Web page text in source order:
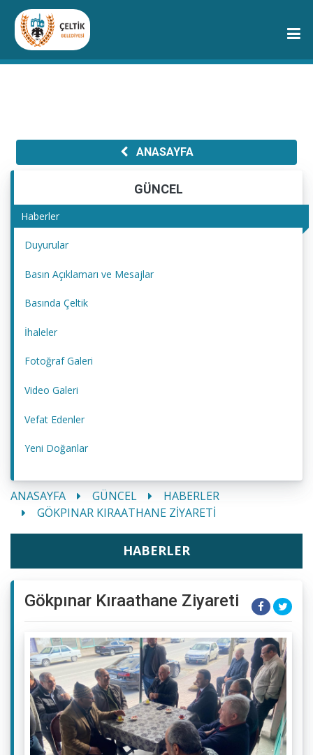
ANASAYFA
GÜNCEL
Haberler
Duyurular
Basın Açıklamarı ve Mesajlar
Basında Çeltik
İhaleler
Fotoğraf Galeri
Video Galeri
Vefat Edenler
Yeni Doğanlar
ANASAYFA GÜNCEL
HABERLER
GÖKPINAR KIRAATHANE ZIYARETI
HABERLER
Gökpınar Kıraathane Ziyareti